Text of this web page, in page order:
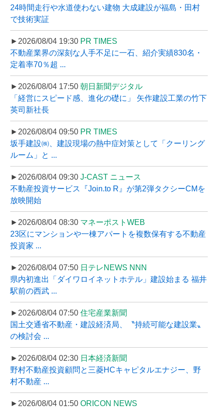
24時間走行や水道使わない建物 大成建設が福島・田村
で技術実証
►2026/08/04 19:30 PR TIMES
不動産業界の深刻な人手不足に一石、紹介実績830名・
定着率70％超 ...
►2026/08/04 17:50 朝日新聞デジタル
「経営にスピード感、進化の礎に」 矢作建設工業の竹下
英司新社長
►2026/08/04 09:50 PR TIMES
坂手建設㈱、建設現場の熱中症対策として「クーリング
ルーム」と ...
►2026/08/04 09:30 J-CAST ニュース
不動産投資サービス『Join.to R』が第2弾タクシーCMを
放映開始
►2026/08/04 08:30 マネーポストWEB
23区にマンションや一棟アパートを複数保有する不動産
投資家 ...
►2026/08/04 07:50 日テレNEWS NNN
県内初進出「ダイワロイネットホテル」建設始まる 福井
駅前の西武 ...
►2026/08/04 07:50 住宅産業新聞
国土交通省不動産・建設経済局、〝持続可能な建設業〟
の検討会 ...
►2026/08/04 02:30 日本経済新聞
野村不動産投資顧問と三菱HCキャピタルエナジー、野
村不動産 ...
►2026/08/04 01:50 ORICON NEWS